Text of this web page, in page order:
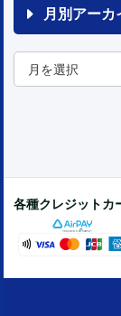
月別アーカ
各種クレジットカ